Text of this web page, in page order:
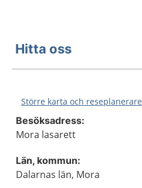
Hitta oss
Större karta och reseplanerare
Besöksadress:
Mora lasarett
Län, kommun:
Dalarnas län, Mora